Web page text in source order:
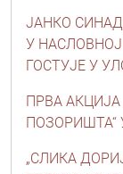
ЈАНКО
У
ГОСТУЈЕ У
ПРВА
ПОЗОРИШТА“
„СЛИКА